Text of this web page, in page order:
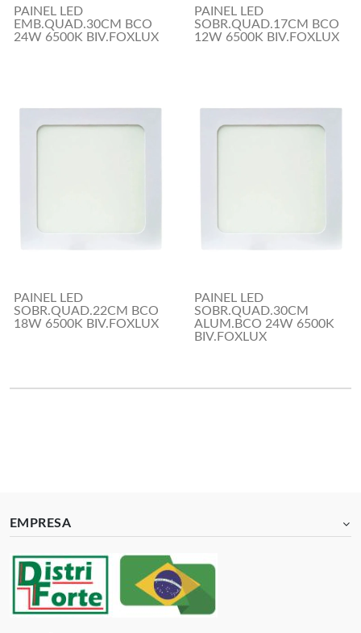
PAINEL LED
EMB.QUAD.30CM BCO
24W 6500K BIV.FOXLUX
PAINEL LED
SOBR.QUAD.17CM BCO
12W 6500K BIV.FOXLUX
PAINEL LED
SOBR.QUAD.22CM BCO
18W 6500K BIV.FOXLUX
PAINEL LED
SOBR.QUAD.30CM
ALUM.BCO 24W 6500K
BIV.FOXLUX
EMPRESA